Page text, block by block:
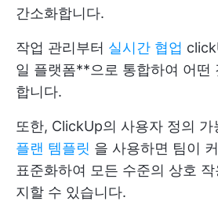
간소화합니다.
작업 관리부터 실시간 협업
일 플랫폼**으로 통합하여 어떤
합니다.
또한, ClickUp의 사용자 정의 가
플랜 템플릿 을 사용하면 팀이
표준화하여 모든 수준의 상호
지할 수 있습니다.